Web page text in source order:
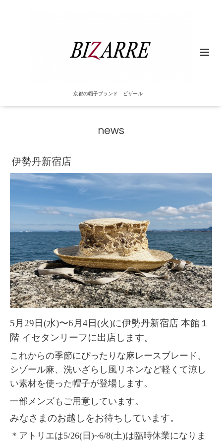
京都の帽子ブランド ビザール
news
伊勢丹新宿店
5月29日(水)〜6月4日(火)に伊勢丹新宿店 本館１
階 イセタンリーフに出店します。
これからの季節にぴったりな麻レースブレード、
シゾール麻、洗いざらし風リネンなど軽くて涼し
い素材を使った帽子が登場します。
一部メンズもご用意しています。
みなさまのお越しをお待ちしています。
＊アトリエは5/26(日)~6/8(土)は臨時休業になりま